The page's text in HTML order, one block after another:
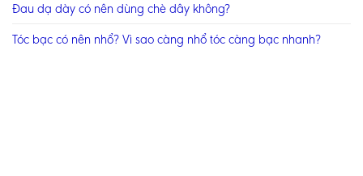
Đau dạ dày có nên dùng chè dây không?
Tóc bạc có nên nhổ? Vì sao càng nhổ tóc càng bạc nhanh?